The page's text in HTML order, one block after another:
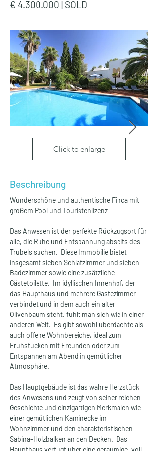
€ 4.300.000 | SOLD
Click to enlarge
Beschreibung
Wunderschöne und authentische Finca mit
großem Pool und Touristenlizenz
Das Anwesen ist der perfekte Rückzugsort für
alle, die Ruhe und Entspannung abseits des
Trubels suchen.  Diese Immobilie bietet
insgesamt sieben Schlafzimmer und sieben
Badezimmer sowie eine zusätzliche
Gästetoilette.  Im idyllischen Innenhof, der
das Haupthaus und mehrere Gästezimmer
verbindet und in dem auch ein alter
Olivenbaum steht, fühlt man sich wie in einer
anderen Welt.  Es gibt sowohl überdachte als
auch offene Wohnbereiche, ideal zum
Frühstücken mit Freunden oder zum
Entspannen am Abend in gemütlicher
Atmosphäre.
Das Hauptgebäude ist das wahre Herzstück
des Anwesens und zeugt von seiner reichen
Geschichte und einzigartigen Merkmalen wie
einer gemütlichen Kaminecke im
Wohnzimmer und den charakteristischen
Sabina-Holzbalken an den Decken.  Das
Haupthaus verfügt über eine geräumige, voll